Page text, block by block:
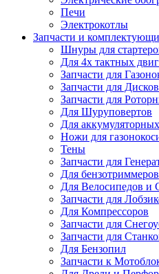
Печи
Электрокотлы
Запчасти и
Шнуры для
Для 4х тактных
Запчасти для
Запчасти для
Запчасти для
Для Шуруповертов
Для
Ножи для
Тены
Запчасти для
Для бензотриммеров
Для Велосипедов и
Запчасти для
Для Компрессоров
Запчасти для
Запчасти для
Для Бензопил
Запчасти к